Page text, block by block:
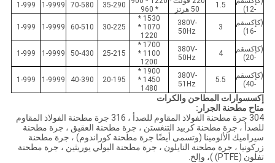
-12)
1.5
50 هرتز
* 960
35-290
70-580
1-9999
1-999
(كإكسقم
-16)
3
380V-
50Hz
1530 *
1070 *
1220
30-225
60-510
1-9999
1-999
(كإكسقم
-20)
4
380V-
50Hz
1700 *
1100 *
1200
25-215
50-430
1-9999
1-999
(كإكسقم
-40)
5.5
380V-
51Hz
1900 *
1450 *
1480
20-195
40-390
1-9999
1-999
إكسسوارات المطاحن والكرات
متاح مطحنة الجرار:
304 جرة مطحنة الفولاذ المقاوم للصدأ ، 316 جرة مطحنة الفولاذ المقاوم
للصدأ ، جرة مطحنة كربيد التنغستن ، جرة مطحنة العقيق ، جرة مطحنة
سيراميك الألومينا (وتسمى أيضًا جرة مطحنة كوراندوم) ، جرة مطحنة
زركونيا ، جرة مطحنة النايلون ، جرة مطحنة البولي يوريثين ، جرة مطحنة
تفلون (PTFE) )، وإلخ.